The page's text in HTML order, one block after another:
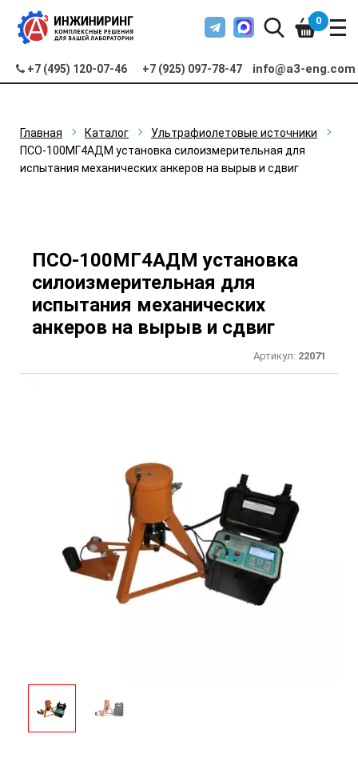
+7 (495) 120-07-46 +7 (925) 097-78-47 info@a3-eng.com
0
Главная Каталог
Ультрафиолетовые источники
ПСО-100МГ4АДМ установка силоизмерительная для
испытания механических анкеров на вырыв и сдвиг
ПСО-100МГ4АДМ установка
силоизмерительная для
испытания механических
анкеров на вырыв и сдвиг
Артикул: 22071